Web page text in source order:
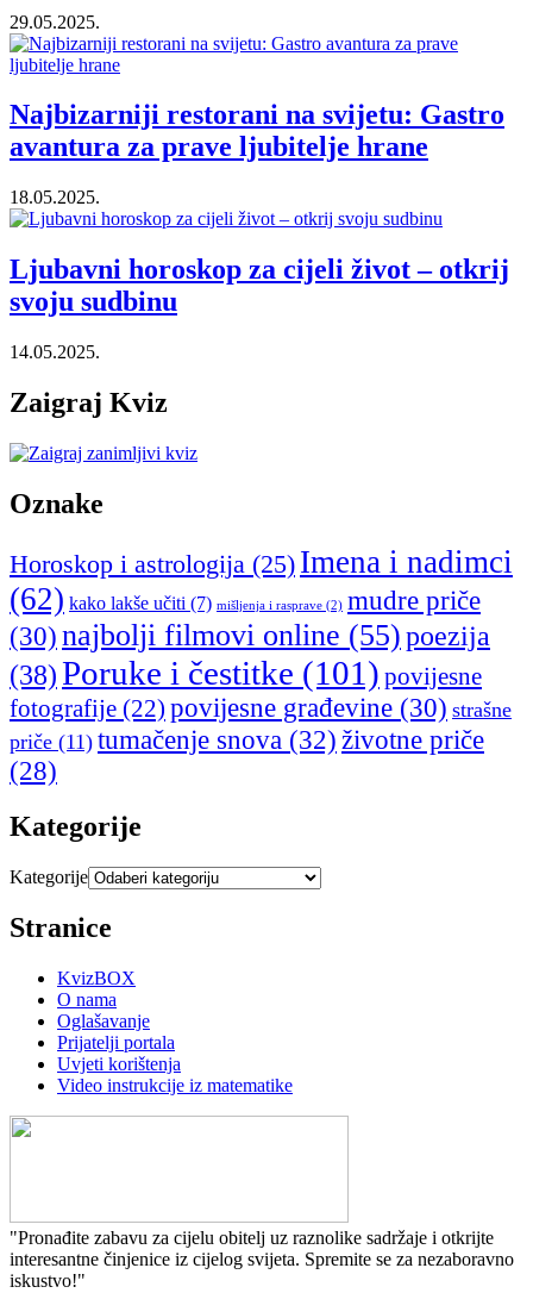
29.05.2025.
Najbizarniji restorani na svijetu: Gastro
avantura za prave ljubitelje hrane
18.05.2025.
Ljubavni horoskop za cijeli život – otkrij
svoju sudbinu
14.05.2025.
Zaigraj Kviz
Oznake
Horoskop i astrologija (25) Imena i nadimci
(62) kako lakše učiti (7) mišljenja i rasprave (2) mudre priče
(30) najbolji filmovi online (55)poezija
(38)Poruke i čestitke (101) povijesne
fotografije (22) povijesne građevine (30) strašne
priče (11) tumačenje snova (32) životne priče
(28)
Kategorije
Kategorije
Stranice
KvizBOX
O nama
Oglašavanje
Prijatelji portala
Uvjeti korištenja
Video instrukcije iz matematike
"Pronađite zabavu za cijelu obitelj uz raznolike sadržaje i otkrijte
interesantne činjenice iz cijelog svijeta. Spremite se za nezaboravno
iskustvo!"